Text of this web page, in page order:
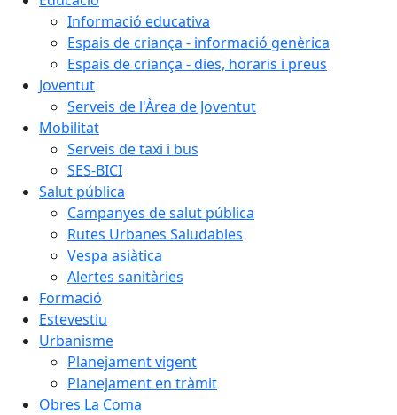
Informació educativa
Espais de criança - informació genèrica
Espais de criança - dies, horaris i preus
Joventut
Serveis de l'Àrea de Joventut
Mobilitat
Serveis de taxi i bus
SES-BICI
Salut pública
Campanyes de salut pública
Rutes Urbanes Saludables
Vespa asiàtica
Alertes sanitàries
Formació
Estevestiu
Urbanisme
Planejament vigent
Planejament en tràmit
Obres La Coma